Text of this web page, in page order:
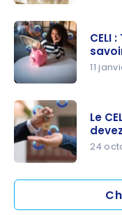
CELI vs
CELIAPP :
lequel
choisir au
Canada
ce que
vous devez
savoir
CELI
11
Tout ce
Le
24